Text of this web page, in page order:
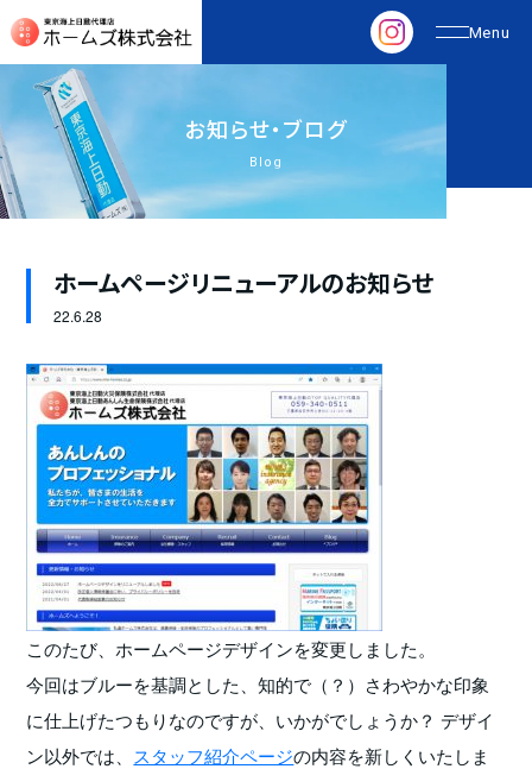
お知らせ・ブログ
Blog
ホームページリニューアルのお知らせ
22.6.28
このたび、ホームページデザインを変更しました。
今回はブルーを基調とした、知的で（？）さわやかな印象
に仕上げたつもりなのですが、いかがでしょうか？ デザイ
ン以外では、 スタッフ紹介ページの内容を新しくいたしま